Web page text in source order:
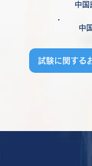
中国
中
試験に関する